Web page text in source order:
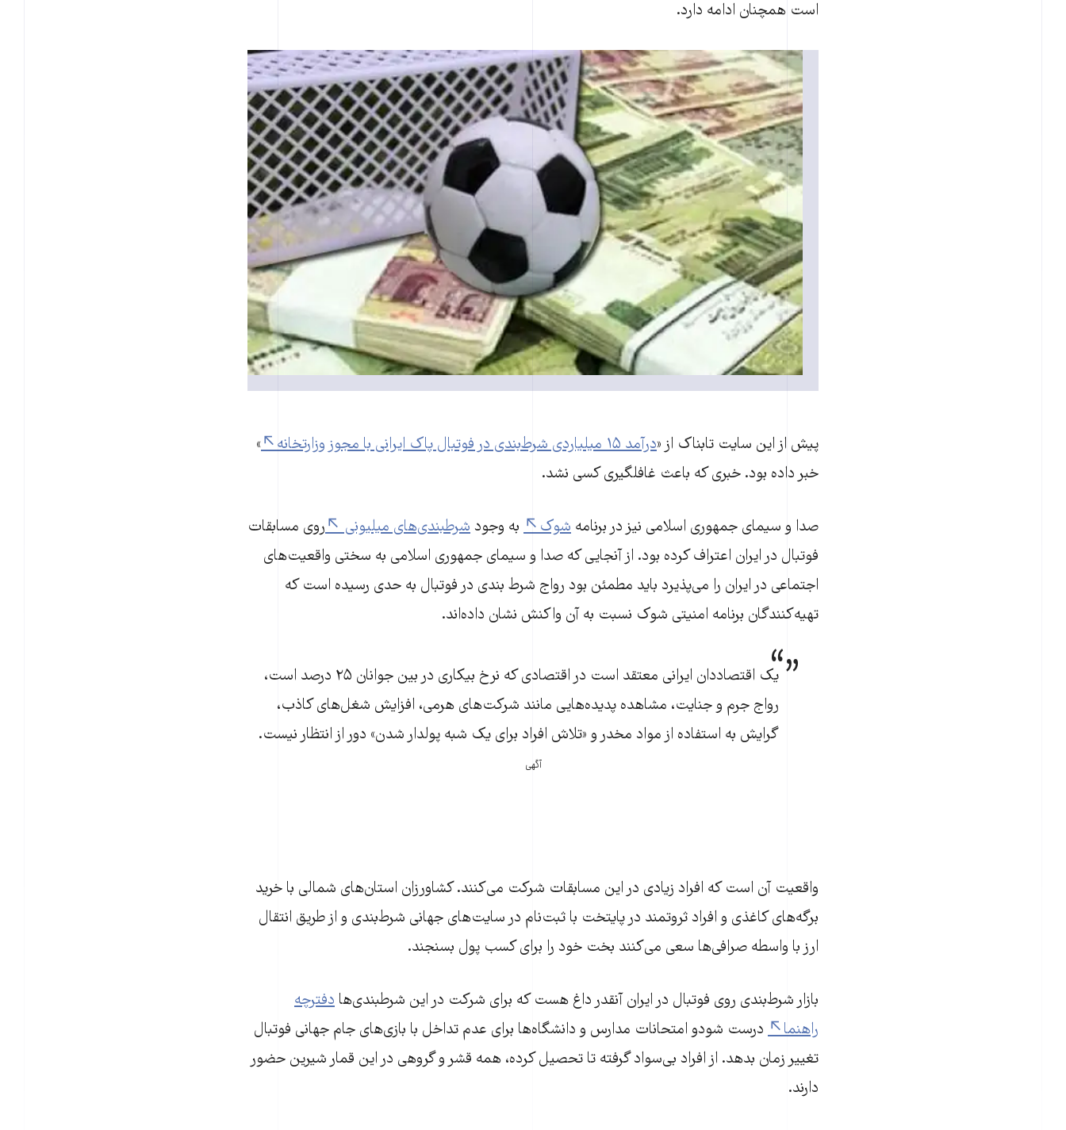
است همچنان ادامه دارد.
پیش از این سایت تابناک از «درآمد ۱۵ میلیاردی‌‌ شرط‌بندی در فوتبال پاک ایرانی با مجوز وزارتخانه
»
خبر داده بود. خبری که باعث غافلگیری کسی نشد.
صدا و سیمای جمهوری اسلامی نیز در برنامه شوک به وجودشرطبندی‌‌های میلیونی
روی مسابقات
فوتبال در ایران اعتراف کرده بود. از آنجایی که صدا و سیمای جمهوری اسلامی به سختی واقعیت‌های
اجتماعی در ایران را می‌پذیرد باید مطمئن بود رواج شرط ‌بندی در فوتبال به حدی رسیده است که
تهیه‌کنندگان برنامه امنیتی شوک نسبت به آن واکنش نشان داده‌‌اند.
یک اقتصاددان ایرانی معتقد است در اقتصادی که نرخ بیکاری در بین جوانان ۲۵ درصد است،
رواج جرم و جنایت، مشاهده پدیده‌هایی مانند شرکت‌های هرمی، افزایش شغل‌های کاذب،
گرایش به استفاده از مواد مخدر و «تلاش افراد برای یک شبه پولدار شدن» دور از انتظار نیست.
آگهی
واقعیت آن است که افراد زیادی در این مسابقات شرکت می‌کنند. کشاورزان استان‌‌های شمالی با خرید
برگه‌‌های کاغذی و افراد ثروتمند در پایتخت با ثبت‌نام در سایت‌های جهانی‌‌ شرط‌بندی و از طریق انتقال
ارز با واسطه صرافی‌ها سعی می‌کنند بخت خود را برای کسب پول بسنجند.
بازار شرط‌بندی روی فوتبال در ایران آنقدر داغ هست که برای شرکت در این شرطبندی‌ها دفترچه
راهنما
درست شودو امتحانات مدارس و دانشگاه‌ها برای عدم تداخل با بازی‌های جام جهانی فوتبال
تغییر زمان بدهد. از افراد بی‌سواد گرفته تا تحصیل کرده، همه قشر و گروهی در این قمار شیرین حضور
دارند.